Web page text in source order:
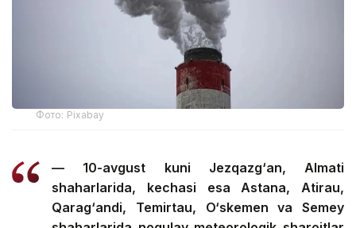
Фото: Pixabay
— 10-avgust kuni Jezqazg‘an, Almati
shaharlarida, kechasi esa Astana, Atirau,
Qarag‘andi, Temirtau, O‘skemen va Semey